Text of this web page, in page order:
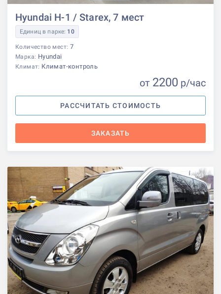
Hyundai H-1 / Starex, 7 мест
Единиц в парке: 10
Количество мест: 7
Марка: Hyundai
Климат: Климат-контроль
от 2200 р/час
РАССЧИТАТЬ СТОИМОСТЬ
ЗАКАЗАТЬ